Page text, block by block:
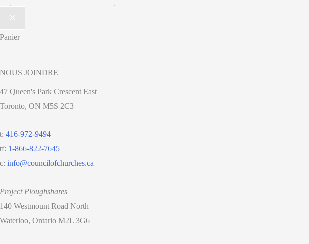
Panier
NOUS JOINDRE
47 Queen's Park Crescent East
Toronto, ON M5S 2C3
t: 416-972-9494
tf: 1-866-822-7645
c: info@councilofchurches.ca
Project Ploughshares
140 Westmount Road North
Waterloo, Ontario M2L 3G6